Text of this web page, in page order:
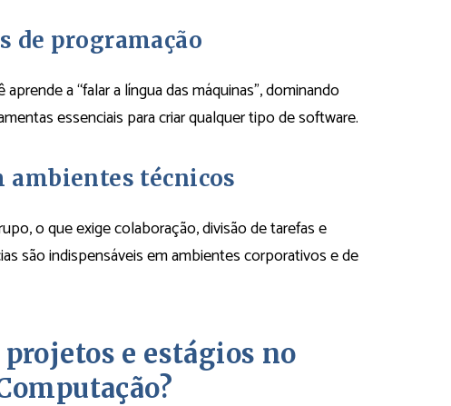
de programação
a “falar a língua das máquinas”, dominando
essenciais para criar qualquer tipo de software.
ambientes técnicos
o que exige colaboração, divisão de tarefas e
são indispensáveis em ambientes corporativos e de
e estágios no